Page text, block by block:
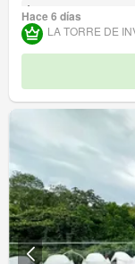
Acceso para
Hace 6 días
LA TORRE DE